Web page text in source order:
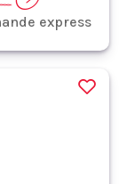
express